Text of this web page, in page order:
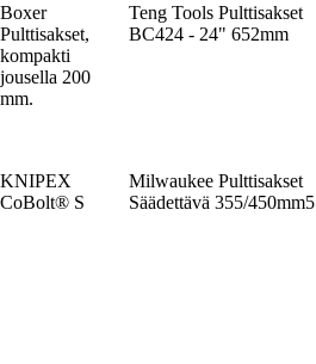
Boxer
Pulttisakset,
kompakti
jousella 200
mm.
Teng Tools Pulttisakset
BC424 - 24" 652mm
KNIPEX
CoBolt® S
Milwaukee Pulttisakset
Säädettävä 355/450mm5